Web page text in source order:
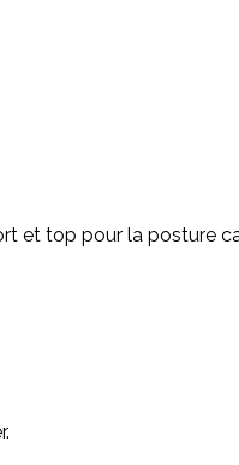
et top pour la posture